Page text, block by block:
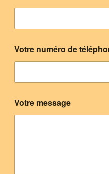
Votre numéro de
Votre message